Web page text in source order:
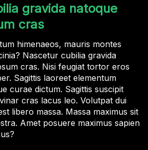
gravida natoque
cras
himenaeos, mauris montes
Nascetur cubilia gravida
cras. Nisi feugiat tortor eros
Sagittis laoreet elementum
curae dictum. Sagittis suscipit
cras lacus leo. Volutpat dui
libero massa. Massa maximus sit
Amet posuere maximus sapien